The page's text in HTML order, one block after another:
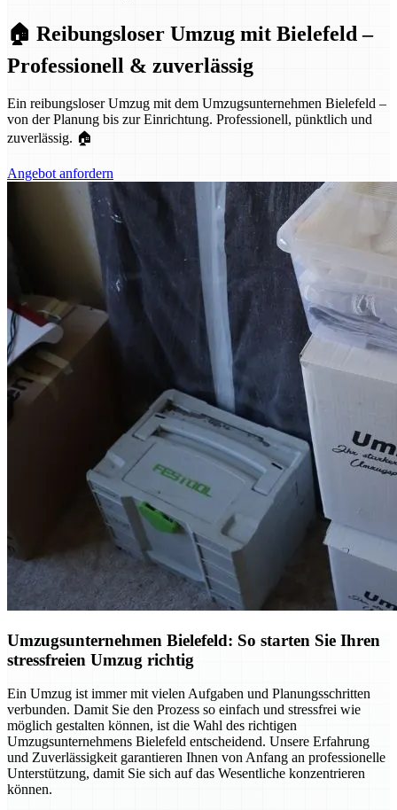
🏠 Reibungsloser Umzug mit Bielefeld –
Professionell & zuverlässig
Ein reibungsloser Umzug mit dem Umzugsunternehmen Bielefeld –
von der Planung bis zur Einrichtung. Professionell, pünktlich und
zuverlässig. 🏠
Angebot anfordern
Umzugsunternehmen Bielefeld: So starten Sie Ihren
stressfreien Umzug richtig
Ein Umzug ist immer mit vielen Aufgaben und Planungsschritten
verbunden. Damit Sie den Prozess so einfach und stressfrei wie
möglich gestalten können, ist die Wahl des richtigen
Umzugsunternehmens Bielefeld entscheidend. Unsere Erfahrung
und Zuverlässigkeit garantieren Ihnen von Anfang an professionelle
Unterstützung, damit Sie sich auf das Wesentliche konzentrieren
können.